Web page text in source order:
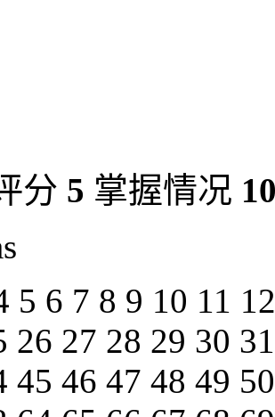
分 5 掌握情况
5 6 7 8 9 10 11
26 27 28 29 30
45 46 47 48 49